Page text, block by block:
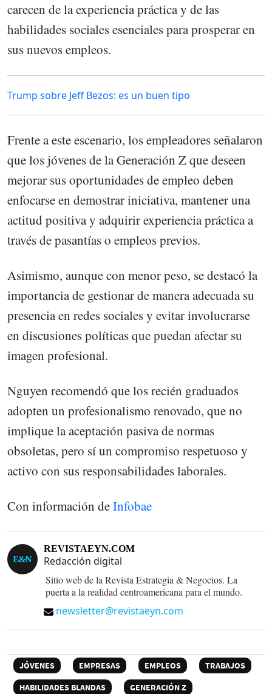
carecen de la experiencia práctica y de las
habilidades sociales esenciales para prosperar en
sus nuevos empleos.
Trump sobre Jeff Bezos: es un buen tipo
Frente a este escenario, los empleadores señalaron
que los jóvenes de la Generación Z que deseen
mejorar sus oportunidades de empleo deben
enfocarse en demostrar iniciativa, mantener una
actitud positiva y adquirir experiencia práctica a
través de pasantías o empleos previos.
Asimismo, aunque con menor peso, se destacó la
importancia de gestionar de manera adecuada su
presencia en redes sociales y evitar involucrarse
en discusiones políticas que puedan afectar su
imagen profesional.
Nguyen recomendó que los recién graduados
adopten un profesionalismo renovado, que no
implique la aceptación pasiva de normas
obsoletas, pero sí un compromiso respetuoso y
activo con sus responsabilidades laborales.
Con información deInfobae
REVISTAEYN.COM
Redacción digital
Sitio web de la Revista Estrategia & Negocios. La
puerta a la realidad centroamericana para el mundo.
newsletter@revistaeyn.com
JÓVENES EMPRESAS EMPLEOS
TRABAJOS
HABILIDADES BLANDAS
GENERACIÓN Z